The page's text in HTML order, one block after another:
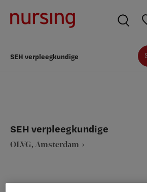
SEH verpleegkundige
SEH verpleegkundige
OLVG, Amsterdam